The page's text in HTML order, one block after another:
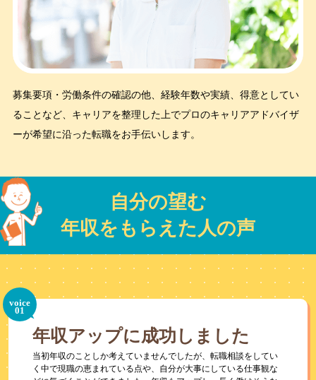
募集要項・労働条件の確認の他、経験年数や実績、得意としてい
ることなど、キャリアを整理した上でプロのキャリアアドバイザ
ーが希望に沿った転職をお手伝いします。
自分の望む
年収をもらえた人の声
voice
01
年収アップに成功しました
当初年収のことしか考えていませんでしたが、転職相談をしてい
く中で現職の恵まれている点や、自分が大事にしている仕事観な